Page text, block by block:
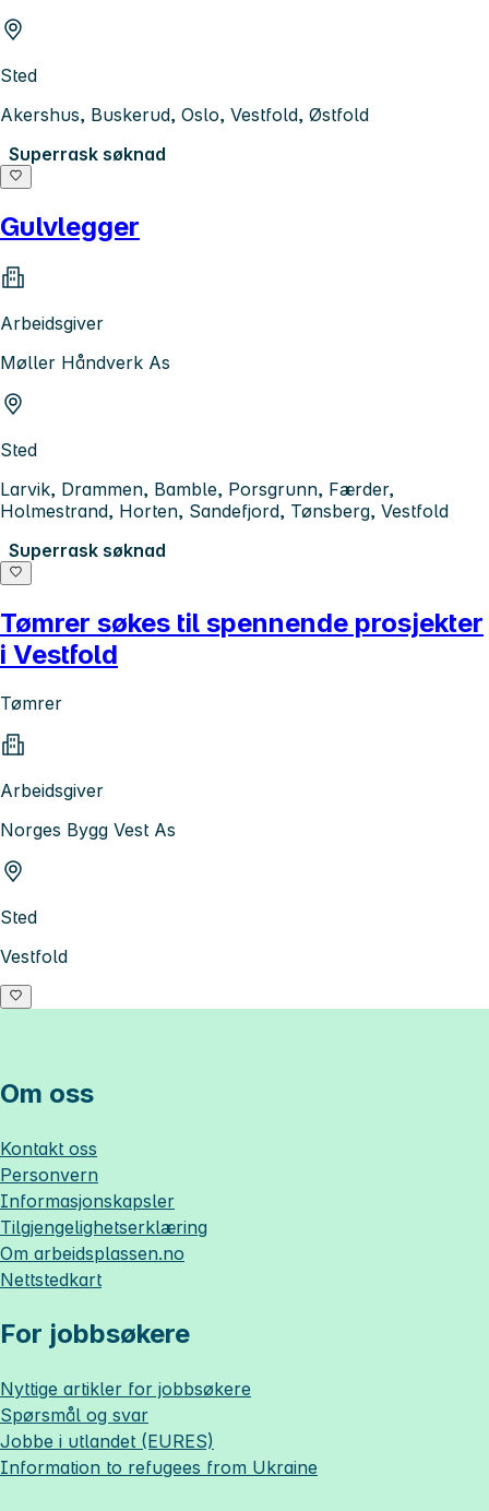
Sted
Akershus, Buskerud, Oslo, Vestfold, Østfold
Superrask søknad
Gulvlegger
Arbeidsgiver
Møller Håndverk As
Sted
Larvik, Drammen, Bamble, Porsgrunn, Færder,
Holmestrand, Horten, Sandefjord, Tønsberg, Vestfold
Superrask søknad
Tømrer søkes til spennende prosjekter
i Vestfold
Tømrer
Arbeidsgiver
Norges Bygg Vest As
Sted
Vestfold
Om oss
Kontakt oss
Personvern
Informasjonskapsler
Tilgjengelighetserklæring
Om arbeidsplassen.no
Nettstedkart
For jobbsøkere
Nyttige artikler for jobbsøkere
Spørsmål og svar
Jobbe i utlandet (EURES)
Information to refugees from Ukraine